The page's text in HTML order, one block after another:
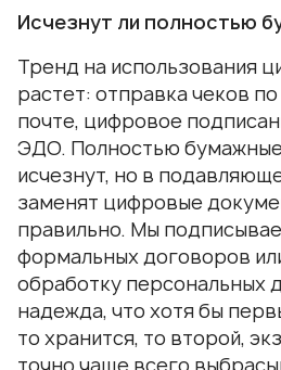
Исчезнут ли полностью
Тренд на использования
растет: отправка чеков
почте, цифровое
ЭДО. Полностью
исчезнут, но в
заменят цифровые
правильно. Мы
формальных договоров
обработку персональных
надежда, что хотя бы
то хранится, то второй,